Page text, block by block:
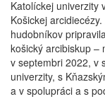
Katolíckej univerzity
Košickej
hudobníkov
košický arcibiskup –
v septembri 2022, v
univerzity, s
a v spolupráci a s